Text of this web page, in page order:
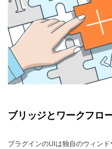
ブリッジとワークフロ
プラグインのUIは独自のウィン